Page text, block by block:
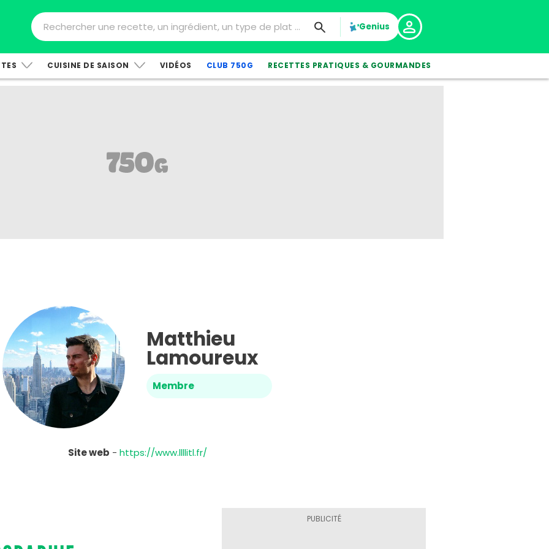
Genius
CUISINE DE SAISON VIDÉOS CLUB 750G RECETTES PRATIQUES & GOURMANDES
Matthieu
Lamoureux
Membre
Site web - https://www.llllitl.fr/